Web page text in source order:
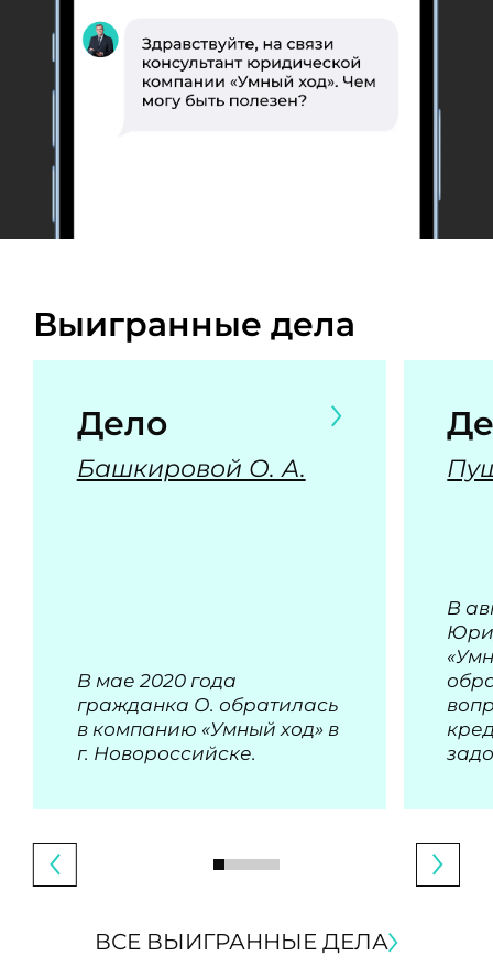
Выигранные дела
Дело
Башкировой О. А.
В мае 2020 года
гражданка О. обратилась
в компанию «Умный ход» в
г. Новороссийске.
В
ВСЕ ВЫИГРАННЫЕ ДЕЛА